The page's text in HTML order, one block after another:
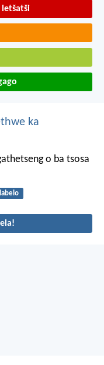
letšatši
ka
o ba tsosa